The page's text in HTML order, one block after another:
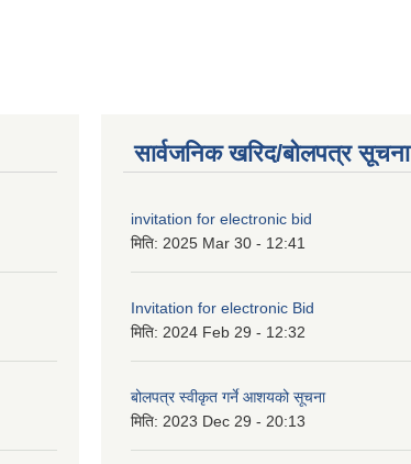
सार्वजनिक खरिद/बोलपत्र सूचना
invitation for electronic bid
मिति: 2025 Mar 30 - 12:41
Invitation for electronic Bid
मिति: 2024 Feb 29 - 12:32
बोलपत्र स्वीकृत गर्ने आशयको सूचना
मिति: 2023 Dec 29 - 20:13